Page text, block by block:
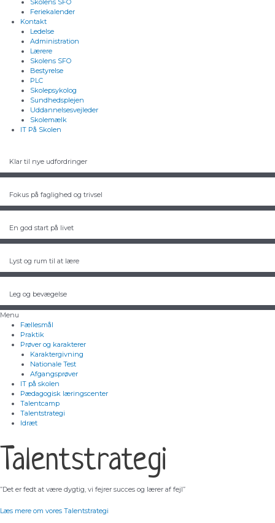
Skolens SFO
Feriekalender
Kontakt
Ledelse
Administration
Lærere
Skolens SFO
Bestyrelse
PLC
Skolepsykolog
Sundhedsplejen
Uddannelsesvejleder
Skolemælk
IT På Skolen
Klar til nye udfordringer
Fokus på faglighed og trivsel
En god start på livet
Lyst og rum til at lære
Leg og bevægelse
Menu
Fællesmål
Praktik
Prøver og karakterer
Karaktergivning
Nationale Test
Afgangsprøver
IT på skolen
Pædagogisk læringscenter
Talentcamp
Talentstrategi
Idræt
Talentstrategi
”Det er fedt at være dygtig, vi fejrer succes og lærer af fejl”
Læs mere om vores Talentstrategi